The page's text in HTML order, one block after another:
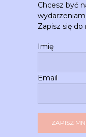
Chcesz być
Zapisz się
Imię
Email